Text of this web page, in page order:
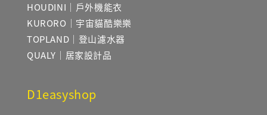
HOUDINI｜戶外機能衣
KURORO｜宇宙貓酷樂樂
TOPLAND｜登山濾水器
QUALY｜居家設計品
D1easyshop